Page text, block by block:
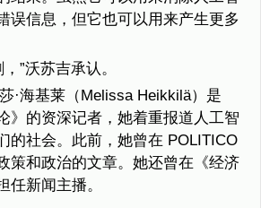
误信息，但它也可以用来产生更多
”沃苏吉承认。
·海基莱（Melissa Heikkilä）是
》的资深记者，她着重报道人工智
的社会。此前，她曾在 POLITICO
策和政治的文章。她还曾在《经济
任新闻主播。